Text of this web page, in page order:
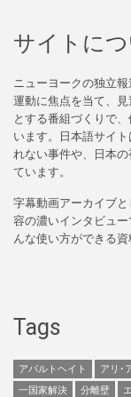
サイトに
ニューヨークの独立
運動に焦点を当て、
とする番組づくりで
います。日本語サイ
れない事件や、日本
ています。
字幕動画アーカイブ
容の濃いインタビュ
んな使い方ができる
Tags
アパルトヘイト アリ･
一国家解決
分離壁